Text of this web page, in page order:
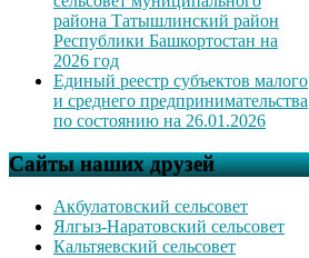
района Татышлинский район
Республики Башкортостан на
2026 год
Единый реестр субъектов малого
и среднего предпринимательства
по состоянию на 26.01.2026
Сайты наших друзей
Акбулатовский сельсовет
Ялгыз-Наратовский сельсовет
Кальтяевский сельсовет